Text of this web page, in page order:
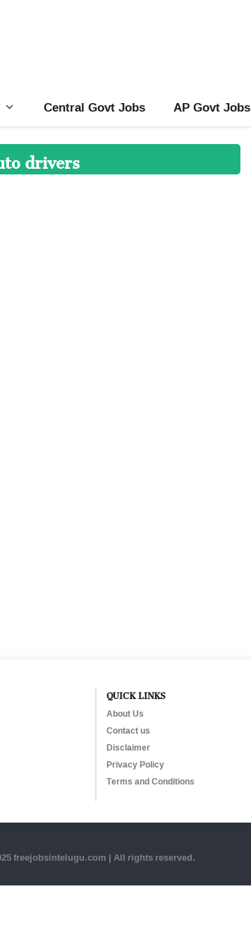
Central Govt Jobs AP Govt Jobs
drivers
QUICK LINKS
About Us
Contact us
Disclaimer
Privacy Policy
Terms and Conditions
freejobsintelugu.com | All rights reserved.